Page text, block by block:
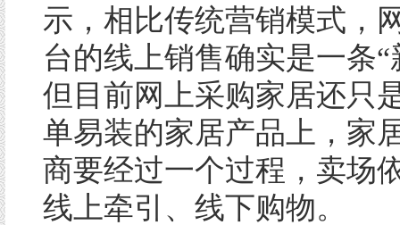
示，相比传统营销模式，
台的线上销售确实是一条“
但目前网上采购家居还只
单易装的家居产品上，家
商要经过一个过程，卖场
线上牵引、线下购物。